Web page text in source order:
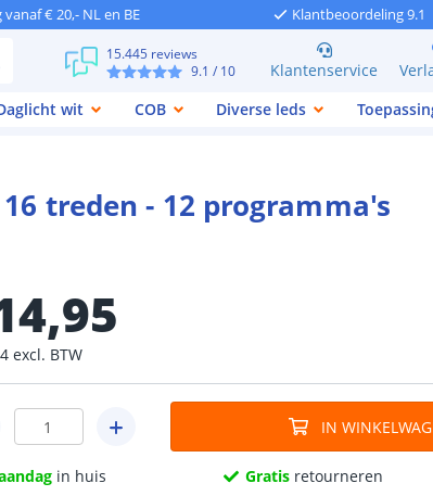
€ 20,- NL en BE Klantbeoordeling 9.1
15.445 reviews
9.1 / 10 Klantenservice
wit COB Diverse leds
treden - 12 programma's
,95
excl. BTW
IN
in huis Gratis retourneren